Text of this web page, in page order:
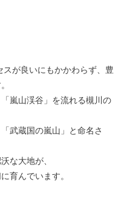
スが良いにもかかわらず、豊
嵐山渓谷」を流れる槻川の
武蔵国の嵐山」と命名さ
な大地が、
育んでいます。